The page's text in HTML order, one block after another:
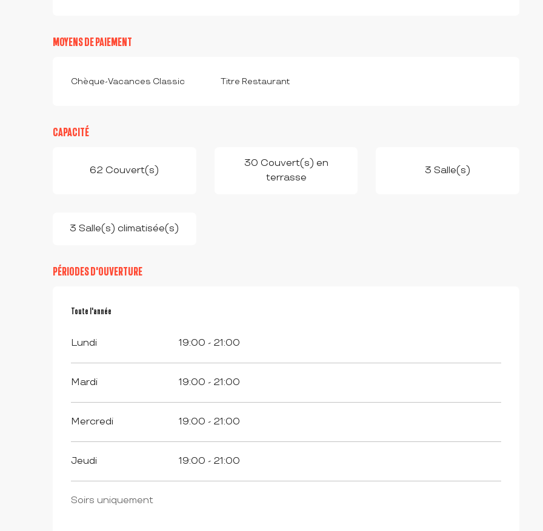
MOYENS DE PAIEMENT
Chèque-Vacances Classic Titre Restaurant
CAPACITÉ
62 Couvert(s)
30 Couvert(s) en
terrasse
3 Salle(s)
3 Salle(s) climatisée(s)
PÉRIODES D'OUVERTURE
Toute l'année
Toute l'année
Lundi 19:00 - 21:00
Mardi 19:00 - 21:00
Mercredi 19:00 - 21:00
Jeudi 19:00 - 21:00
Soirs uniquement